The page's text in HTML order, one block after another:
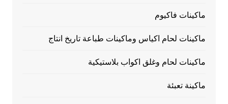
ماكينات فاكيوم
ماكينات لحام اكياس وماكينات طباعة تاريخ انتاج
ماكينات لحام وغلق اكواب بلاستيكية
ماكينة تعبئة